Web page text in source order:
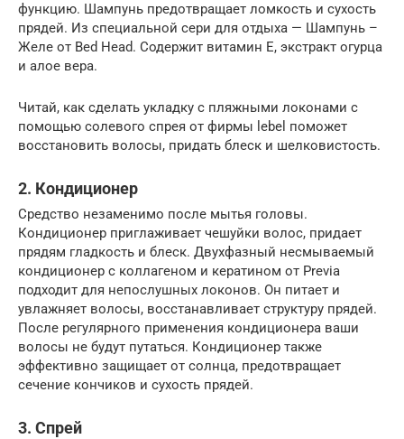
функцию. Шампунь предотвращает ломкость и сухость
прядей. Из специальной сери для отдыха — Шампунь –
Желе от Bed Head. Содержит витамин Е, экстракт огурца
и алое вера.
Читай, как сделать укладку с пляжными локонами с
помощью солевого спрея от фирмы lebel поможет
восстановить волосы, придать блеск и шелковистость.
2. Кондиционер
Средство незаменимо после мытья головы.
Кондиционер приглаживает чешуйки волос, придает
прядям гладкость и блеск. Двухфазный несмываемый
кондиционер с коллагеном и кератином от Previa
подходит для непослушных локонов. Он питает и
увлажняет волосы, восстанавливает структуру прядей.
После регулярного применения кондиционера ваши
волосы не будут путаться. Кондиционер также
эффективно защищает от солнца, предотвращает
сечение кончиков и сухость прядей.
3. Спрей